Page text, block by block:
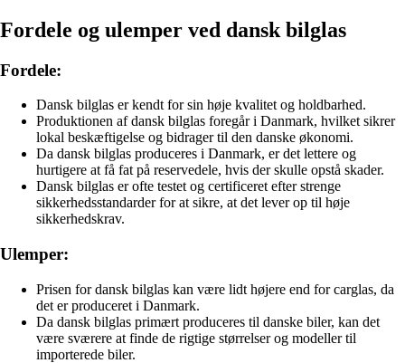
Fordele og ulemper ved dansk bilglas
Fordele:
Dansk bilglas er kendt for sin høje kvalitet og holdbarhed.
Produktionen af dansk bilglas foregår i Danmark, hvilket sikrer
lokal beskæftigelse og bidrager til den danske økonomi.
Da dansk bilglas produceres i Danmark, er det lettere og
hurtigere at få fat på reservedele, hvis der skulle opstå skader.
Dansk bilglas er ofte testet og certificeret efter strenge
sikkerhedsstandarder for at sikre, at det lever op til høje
sikkerhedskrav.
Ulemper:
Prisen for dansk bilglas kan være lidt højere end for carglas, da
det er produceret i Danmark.
Da dansk bilglas primært produceres til danske biler, kan det
være sværere at finde de rigtige størrelser og modeller til
importerede biler.